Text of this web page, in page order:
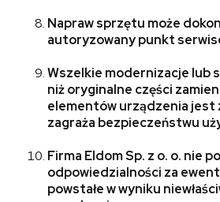
Napraw sprzętu może
autoryzowany punkt
Wszelkie modernizacje lub
niż oryginalne części
elementów urządzenia jest
zagraża bezpieczeństwu
Firma Eldom Sp. z o. o. nie
odpowiedzialności za
powstałe w wyniku